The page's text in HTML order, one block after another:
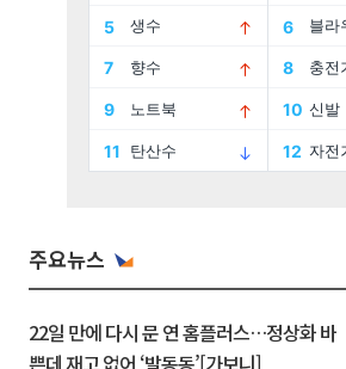
주요뉴스
22일 만에 다시 문 연 홈플러스…정상화 바
쁜데 재고 없어 ‘발동동’[가보니]